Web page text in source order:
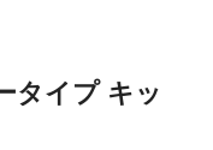
タイプ キッ